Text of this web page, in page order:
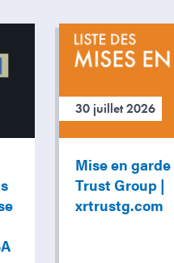
30 juillet 2026
Mise en
Trust Group |
xrtrustg.com